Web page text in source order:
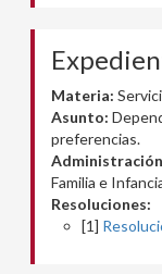
Materia:
Asunto:
preferencias.
Familia e
Resoluciones:
[1]